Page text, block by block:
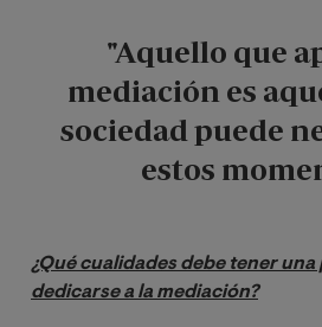
"Aquello que
mediación es
sociedad puede
estos
¿Qué cualidades debe tener
dedicarse a la mediación?